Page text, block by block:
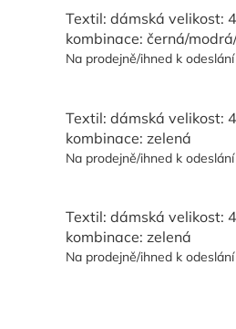
Textil: dámská velikost:
kombinace: černá/
Na prodejně/ihned k odeslání
Textil: dámská velikost:
kombinace: zelená
Na prodejně/ihned k odeslání
Textil: dámská velikost:
kombinace: zelená
Na prodejně/ihned k odeslání